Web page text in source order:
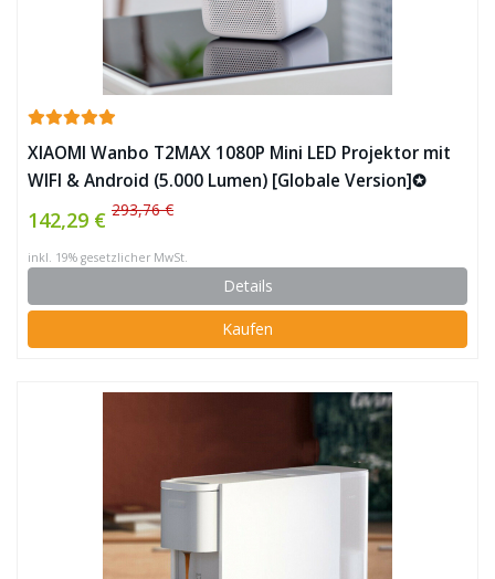
XIAOMI Wanbo T2MAX 1080P Mini LED Projektor mit
WIFI & Android (5.000 Lumen) [Globale Version]✪
142,29 € 293,76 €
inkl. 19% gesetzlicher MwSt.
Details
Kaufen